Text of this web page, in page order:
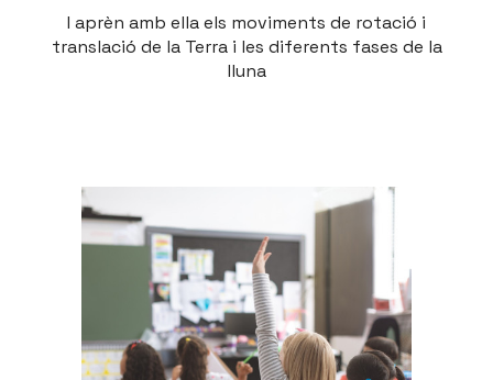
I aprèn amb ella els moviments de rotació i
translació de la Terra i les diferents fases de la
lluna